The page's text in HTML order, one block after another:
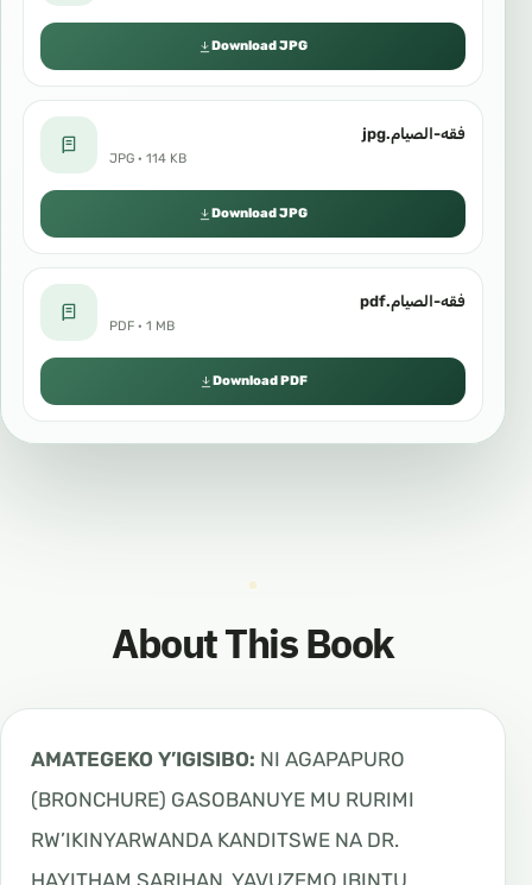
Download JPG
فقه-الصيام.jpg
JPG · 114 KB
Download JPG
فقه-الصيام.pdf
PDF · 1 MB
Download PDF
About This Book
AMATEGEKO Y’IGISIBO: NI AGAPAPURO
(BRONCHURE) GASOBANUYE MU RURIMI
RW’IKINYARWANDA KANDITSWE NA DR.
HAYITHAM SARIHAN, YAVUZEMO IBINTU